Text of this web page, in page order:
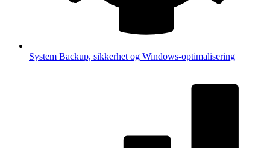
System Backup, sikkerhet og Windows-optimalisering